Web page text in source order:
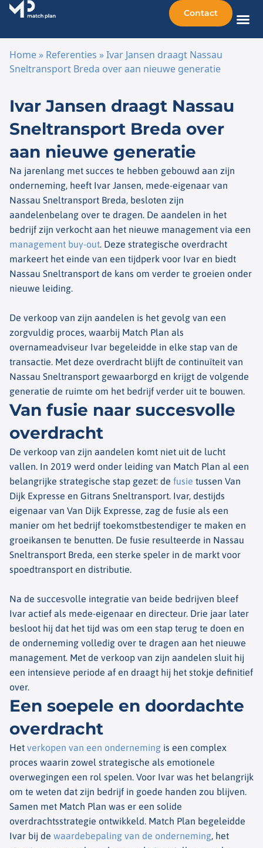
Contact
Home » Referenties »Ivar Jansen draagt Nassau
Sneltransport Breda over aan nieuwe generatie
Ivar Jansen draagt Nassau
Sneltransport Breda over
aan nieuwe generatie
Na jarenlang met succes te hebben gebouwd aan zijn
onderneming, heeft Ivar Jansen, mede-eigenaar van
Nassau Sneltransport Breda, besloten zijn
aandelenbelang over te dragen. De aandelen in het
bedrijf zijn verkocht aan het nieuwe management via een
management buy-out. Deze strategische overdracht
markeert het einde van een tijdperk voor Ivar en biedt
Nassau Sneltransport de kans om verder te groeien onder
nieuwe leiding.
De verkoop van zijn aandelen is het gevolg van een
zorgvuldig proces, waarbij Match Plan als
overnameadviseur Ivar begeleidde in elke stap van de
transactie. Met deze overdracht blijft de continuïteit van
Nassau Sneltransport gewaarborgd en krijgt de volgende
generatie de ruimte om het bedrijf verder uit te bouwen.
Van fusie naar succesvolle
overdracht
De verkoop van zijn aandelen komt niet uit de lucht
vallen. In 2019 werd onder leiding van Match Plan al een
belangrijke strategische stap gezet: de fusie tussen Van
Dijk Expresse en Gitrans Sneltransport. Ivar, destijds
eigenaar van Van Dijk Expresse, zag de fusie als een
manier om het bedrijf toekomstbestendiger te maken en
groeikansen te benutten. De fusie resulteerde in Nassau
Sneltransport Breda, een sterke speler in de markt voor
spoedtransport en distributie.
Na de succesvolle integratie van beide bedrijven bleef
Ivar actief als mede-eigenaar en directeur. Drie jaar later
besloot hij dat het tijd was om een stap terug te doen en
de onderneming volledig over te dragen aan het nieuwe
management. Met de verkoop van zijn aandelen sluit hij
een intensieve periode af en draagt hij het stokje definitief
over.
Een soepele en doordachte
overdracht
Het verkopen van een onderneming is een complex
proces waarin zowel strategische als emotionele
overwegingen een rol spelen. Voor Ivar was het belangrijk
om te weten dat zijn bedrijf in goede handen zou blijven.
Samen met Match Plan was er een solide
overdrachtsstrategie ontwikkeld. Match Plan begeleidde
Ivar bij de waardebepaling van de onderneming, het